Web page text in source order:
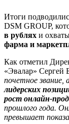
Итоги
DSM GROUP,
в рублях и
фарма и
Как отметил
«Эвалар» Сергей
почетное
лидерских
рост онлайн-
прошлого года.
превышает